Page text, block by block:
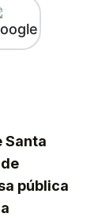
Santa
pública